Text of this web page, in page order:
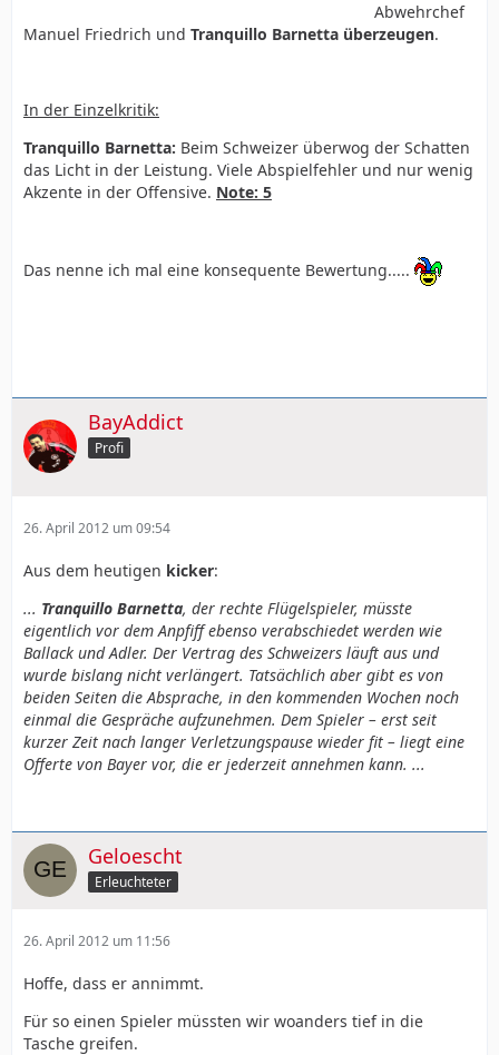
Abwehrchef
Manuel Friedrich und Tranquillo Barnetta überzeugen.
In der Einzelkritik:
Tranquillo Barnetta: Beim Schweizer überwog der Schatten
das Licht in der Leistung. Viele Abspielfehler und nur wenig
Akzente in der Offensive. Note: 5
Das nenne ich mal eine konsequente Bewertung.....
BayAddict
Profi
26. April 2012 um 09:54
Aus dem heutigen kicker:
... Tranquillo Barnetta, der rechte Flügelspieler, müsste
eigentlich vor dem Anpfiff ebenso verabschiedet werden wie
Ballack und Adler. Der Vertrag des Schweizers läuft aus und
wurde bislang nicht verlängert. Tatsächlich aber gibt es von
beiden Seiten die Absprache, in den kommenden Wochen noch
einmal die Gespräche aufzunehmen. Dem Spieler – erst seit
kurzer Zeit nach langer Verletzungspause wieder fit – liegt eine
Offerte von Bayer vor, die er jederzeit annehmen kann. ...
Geloescht
Erleuchteter
26. April 2012 um 11:56
Hoffe, dass er annimmt.
Für so einen Spieler müssten wir woanders tief in die
Tasche greifen.